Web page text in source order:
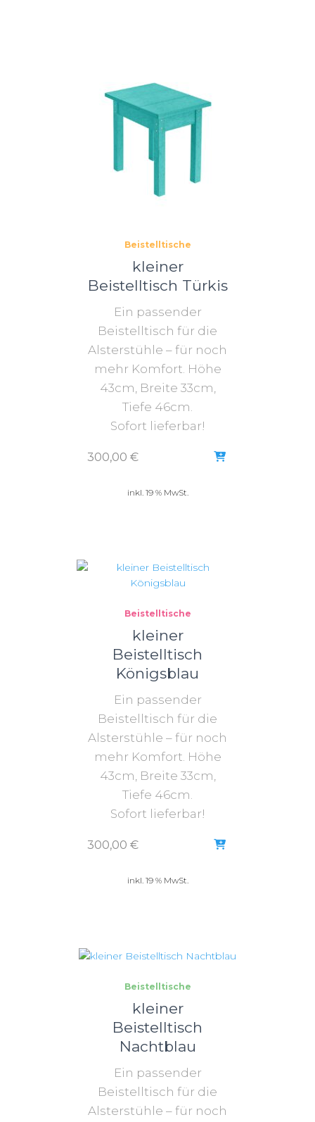
Beistelltische
kleiner
Beistelltisch Türkis
Ein passender
Beistelltisch für die
Alsterstühle – für noch
mehr Komfort. Höhe
43cm, Breite 33cm,
Tiefe 46cm.
Sofort lieferbar!
300,00 €
inkl. 19 % MwSt.
Beistelltische
kleiner
Beistelltisch
Königsblau
Ein passender
Beistelltisch für die
Alsterstühle – für noch
mehr Komfort. Höhe
43cm, Breite 33cm,
Tiefe 46cm.
Sofort lieferbar!
300,00 €
inkl. 19 % MwSt.
Beistelltische
kleiner
Beistelltisch
Nachtblau
Ein passender
Beistelltisch für die
Alsterstühle – für noch